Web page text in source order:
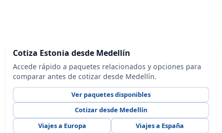
Cotiza Estonia desde Medellín
Accede rápido a paquetes relacionados y opciones para
comparar antes de cotizar desde Medellín.
Ver paquetes disponibles
Cotizar desde Medellín
Viajes a Europa
Viajes a España